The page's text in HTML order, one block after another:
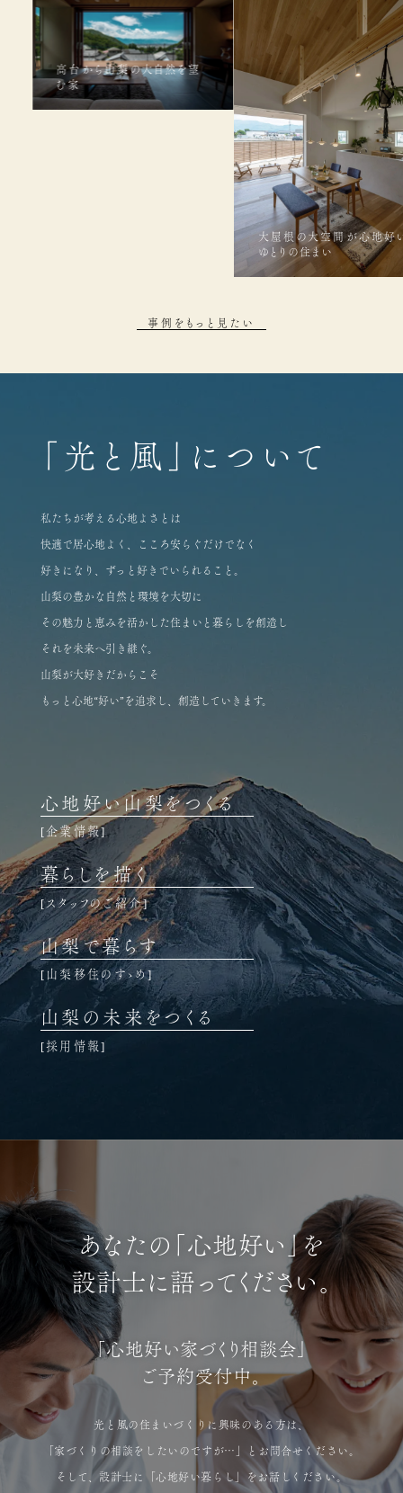
ライフスタイル空間が繋
だわりの家
事例をもっと見たい
「光と風」について
私たちが考える心地よさとは
快適で居心地よく、こころ安らぐだけでなく
好きになり、ずっと好きでいられること。
山梨の豊かな自然と環境を大切に
その魅力と恵みを活かした住まいと暮らしを創造し
それを未来へ引き継ぐ。
山梨が大好きだからこそ
もっと心地“好い”を追求し、創造していきます。
心地好い山梨をつくる
企業情報
暮らしを描く
スタッフのご紹介
山梨で暮らす
山梨移住のすゝめ
山梨の未来をつくる
採用情報
あなたの「心地好い」を
設計士に語ってください。
「心地好い家づくり相談会」
ご予約受付中。
光と風の住まいづくりに興味のある方は、
「家づくりの相談をしたいのですが…」とお問合せください。
そして、設計士に「心地好い暮らし」をお話しください。